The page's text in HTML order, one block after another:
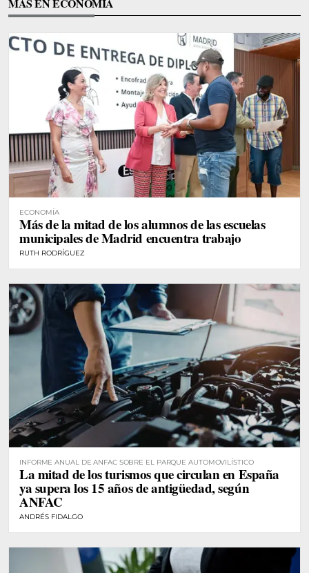
MÁS EN ECONOMÍA
ECONOMÍA
Más de la mitad de los alumnos de las escuelas
municipales de Madrid encuentra trabajo
RUTH RODRÍGUEZ
INFORME ANUAL DE ANFAC SOBRE EL PARQUE AUTOMOVILÍSTICO
La mitad de los turismos que circulan en España
ya supera los 15 años de antigüedad, según
ANFAC
ANDRÉS FIDALGO